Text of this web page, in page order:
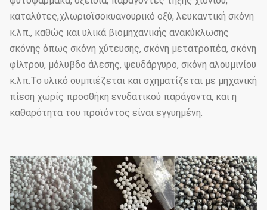
της φωτεινότητας.
Μηχανή
Αποτελείται κυρίως από κύριο
μηχάνημα, στήλη μηχανής,
κεφαλή ραπτικής μηχανής,
μεταγωγική ζώνη κλπ. Μπορεί
να συσκευαστεί σε
αποτελεσματικότητας της
εργασίας και τη μείωση του
λειτουργικού κόστους.
καταλύτες,χλωριοϊσοκυανουρικό οξύ, λευκαντική σκόνη
κ.λπ., καθώς και υλικά βιομηχανικής ανακύκλωσης
σκόνης όπως σκόνη χύτευσης, σκόνη μετατροπέα, σκόνη
φίλτρου, μόλυβδο άλεσης, ψευδάργυρο, σκόνη αλουμινίου
κ.λπ.Το υλικό συμπιέζεται και σχηματίζεται με μηχανική
πίεση χωρίς προσθήκη ενυδατικού παράγοντα, και η
καθαρότητα του προϊόντος είναι εγγυημένη.